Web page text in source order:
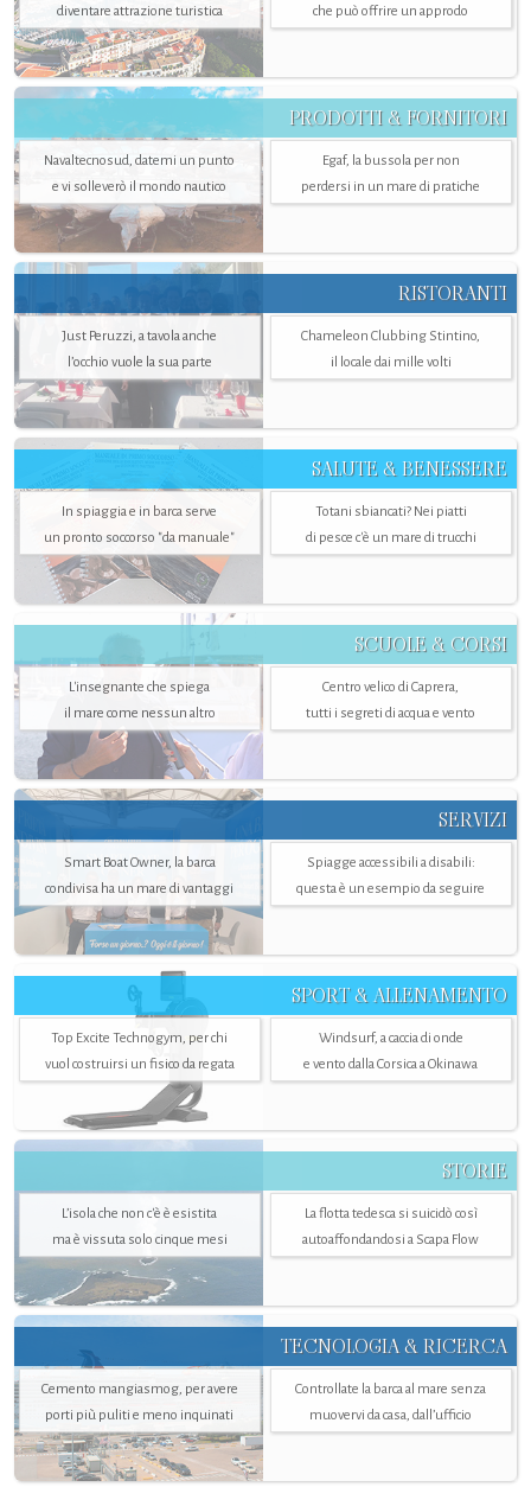
diventare attrazione turistica che può offrire un approdo
PRODOTTI & FORNITORI
Navaltecnosud, datemi un punto
e vi solleverò il mondo nautico
Egaf, la bussola per non
perdersi in un mare di pratiche
RISTORANTI
Just Peruzzi, a tavola anche
l’occhio vuole la sua parte
Chameleon Clubbing Stintino,
il locale dai mille volti
SALUTE & BENESSERE
In spiaggia e in barca serve
un pronto soccorso "da manuale"
Totani sbiancati? Nei piatti
di pesce c'è un mare di trucchi
SCUOLE & CORSI
L'insegnante che spiega
il mare come nessun altro
Centro velico di Caprera,
tutti i segreti di acqua e vento
SERVIZI
Smart Boat Owner, la barca
condivisa ha un mare di vantaggi
Spiagge accessibili a disabili:
questa è un esempio da seguire
SPORT & ALLENAMENTO
Top Excite Technogym, per chi
vuol costruirsi un fisico da regata
Windsurf, a caccia di onde
e vento dalla Corsica a Okinawa
STORIE
L’isola che non c'è è esistita
ma è vissuta solo cinque mesi
La flotta tedesca si suicidò così
autoaffondandosi a Scapa Flow
TECNOLOGIA & RICERCA
Cemento mangiasmog, per avere
porti più puliti e meno inquinati
Controllate la barca al mare senza
muovervi da casa, dall’ufficio